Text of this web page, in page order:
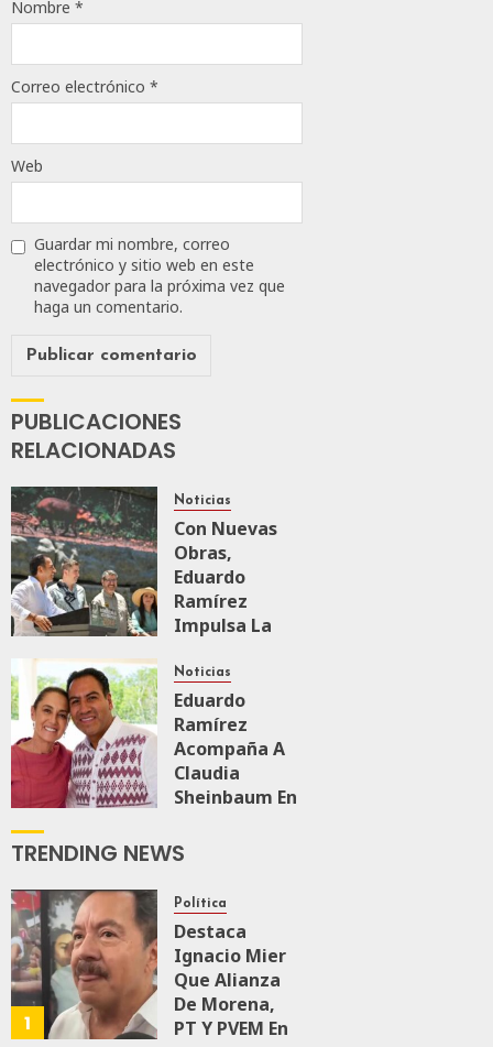
Nombre *
Correo electrónico *
Web
Guardar mi nombre, correo
electrónico y sitio web en este
navegador para la próxima vez que
haga un comentario.
PUBLICACIONES
RELACIONADAS
Noticias
Con Nuevas
Obras,
Eduardo
Ramírez
Impulsa La
Integral Del
ZooMAT
JULIO 28, 2026
0
122
Noticias
Eduardo
Ramírez
Acompaña A
Claudia
Sheinbaum En
De
Del Tren
Maya De
Carga
JULIO 18, 2026
0
159
TRENDING NEWS
1
Política
Destaca
Ignacio Mier
Que Alianza
De Morena,
PT Y PVEM En